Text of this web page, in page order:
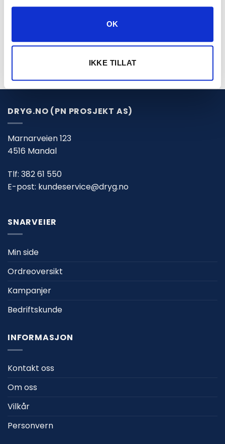
OK
IKKE TILLAT
beltestrammer
DRYG.NO (PN PROSJEKT AS)
Marnarveien 123
4516 Mandal
Tlf: 382 61 550
E-post: kundeservice@dryg.no
SNARVEIER
Min side
Ordreoversikt
Kampanjer
Bedriftskunde
INFORMASJON
Kontakt oss
Om oss
Vilkår
Personvern